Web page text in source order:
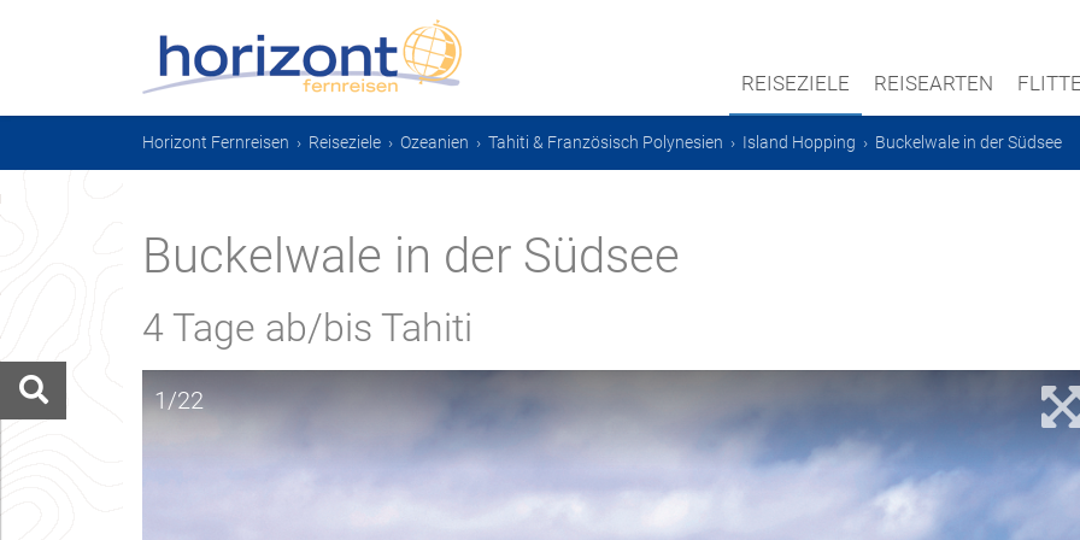
REISEZIELE REISEARTEN
Horizont Fernreisen › Reiseziele › Ozeanien › Tahiti & Französisch Polynesien › Island Hopping › Buckelwale in der Südsee
Buckelwale in der Südsee
4 Tage ab/bis Tahiti
1/22